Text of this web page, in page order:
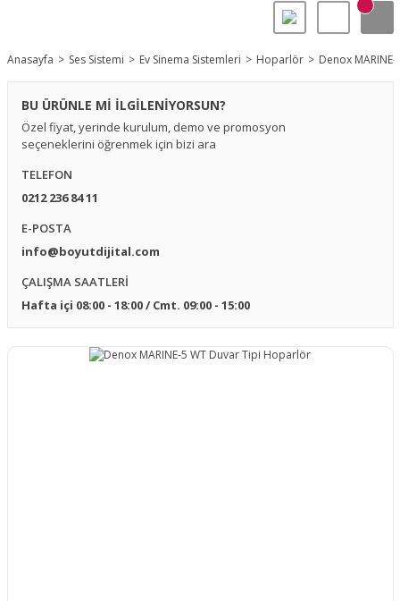
Anasayfa Ses Sistemi Ev Sinema Sistemleri Hoparlör Denox
BU ÜRÜNLE Mİ İLGİLENİYORSUN?
Özel fiyat, yerinde kurulum, demo ve promosyon
seçeneklerini öğrenmek için bizi ara
TELEFON
0212 236 84 11
E-POSTA
info@boyutdijital.com
ÇALIŞMA SAATLERİ
Hafta içi 08:00 - 18:00 / Cmt. 09:00 - 15:00